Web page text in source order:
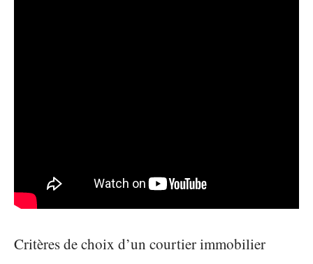
Critères de choix d’un courtier immobilier